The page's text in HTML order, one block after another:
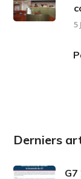
5
Derniers